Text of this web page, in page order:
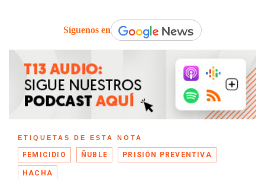
Síguenos en
ETIQUETAS DE ESTA NOTA
FEMICIDIO ÑUBLE PRISIÓN PREVENTIVA
HACHA